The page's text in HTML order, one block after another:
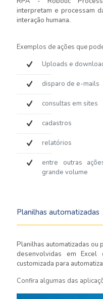
interpretam e processam
interação humana.
Exemplos de ações que
Uploads e
disparo de e-mails
consultas em sites
cadastros
relatórios
entre outras
grande volume
Planilhas automatizadas
Planilhas automatizadas
desenvolvidas em
customizada para
Confira algumas das